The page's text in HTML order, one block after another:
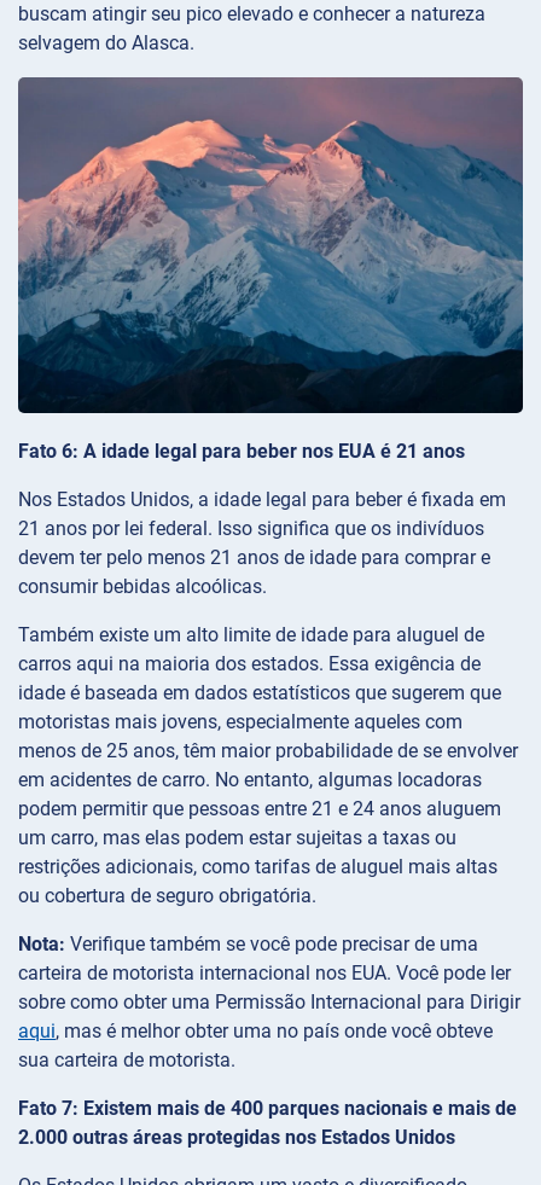
buscam atingir seu pico elevado e conhecer a natureza
selvagem do Alasca.
Fato 6: A idade legal para beber nos EUA é 21 anos
Nos Estados Unidos, a idade legal para beber é fixada em
21 anos por lei federal. Isso significa que os indivíduos
devem ter pelo menos 21 anos de idade para comprar e
consumir bebidas alcoólicas.
Também existe um alto limite de idade para aluguel de
carros aqui na maioria dos estados. Essa exigência de
idade é baseada em dados estatísticos que sugerem que
motoristas mais jovens, especialmente aqueles com
menos de 25 anos, têm maior probabilidade de se envolver
em acidentes de carro. No entanto, algumas locadoras
podem permitir que pessoas entre 21 e 24 anos aluguem
um carro, mas elas podem estar sujeitas a taxas ou
restrições adicionais, como tarifas de aluguel mais altas
ou cobertura de seguro obrigatória.
Nota: Verifique também se você pode precisar de uma
carteira de motorista internacional nos EUA. Você pode ler
sobre como obter uma Permissão Internacional para Dirigir
aqui, mas é melhor obter uma no país onde você obteve
sua carteira de motorista.
Fato 7: Existem mais de 400 parques nacionais e mais de
2.000 outras áreas protegidas nos Estados Unidos